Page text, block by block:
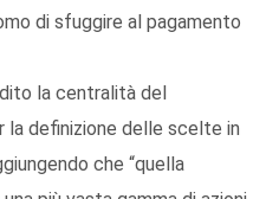
di sfuggire al pagamento
la centralità del
definizione delle scelte in
che “quella